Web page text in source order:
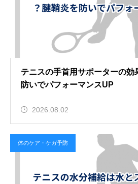
テニスの手首用サポーターの効
防いでパフォーマンスUP
2026.08.02
体のケア・ケガ予防